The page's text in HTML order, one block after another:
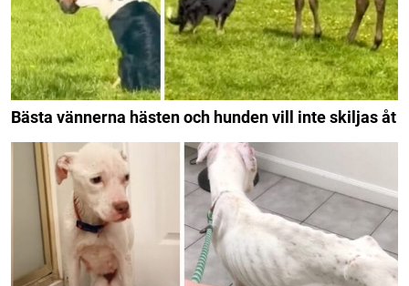
Bästa vännerna hästen och hunden vill inte skiljas åt